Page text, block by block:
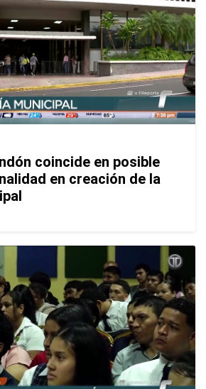
coincide en posible
en creación de la